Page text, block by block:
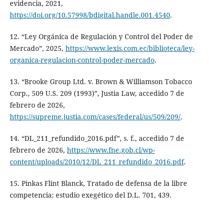
evidencia, 2021,
https://doi.org/10.57998/bdigital.handle.001.4540.
12. “Ley Orgánica de Regulación y Control del Poder de
Mercado”, 2025, https://www.lexis.com.ec/biblioteca/ley-
organica-regulacion-control-poder-mercado.
13. “Brooke Group Ltd. v. Brown & Williamson Tobacco
Corp., 509 U.S. 209 (1993)”, Justia Law, accedido 7 de
febrero de 2026,
https://supreme.justia.com/cases/federal/us/509/209/.
14. “DL_211_refundido_2016.pdf”, s. f., accedido 7 de
febrero de 2026, https://www.fne.gob.cl/wp-
content/uploads/2010/12/DL_211_refundido_2016.pdf.
15. Pinkas Flint Blanck, Tratado de defensa de la libre
competencia: estudio exegético del D.L. 701, 439.